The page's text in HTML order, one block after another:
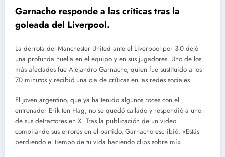
Garnacho responde a las críticas tras la
goleada del Liverpool.
La derrota del Manchester United ante el Liverpool por 3-0 dejó
una profunda huella en el equipo y en sus jugadores. Uno de los
más afectados fue Alejandro Garnacho, quien fue sustituido a los
70 minutos y recibió una ola de críticas en las redes sociales.
El joven argentino, que ya ha tenido algunos roces con el
entrenador Erik ten Hag, no se quedó callado y respondió a uno
de sus detractores en X. Tras la publicación de un video
compilando sus errores en el partido, Garnacho escribió: «Estás
perdiendo el tiempo de tu vida haciendo clips sobre mí».